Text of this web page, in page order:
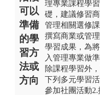
可以
準備
的學
習方
法或
方向
理專業課程學
礎，建議修習
管理相關選修課
撰寫商業或管
學習成果，為
入管理專業做準
除課程學習外
下列多元學習
參加社團活動2.